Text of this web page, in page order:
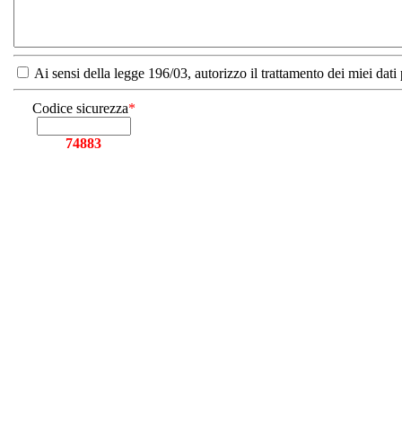
Ai sensi della legge 196/03, autorizzo il trattamento dei miei
Codice sicurezza*
74883